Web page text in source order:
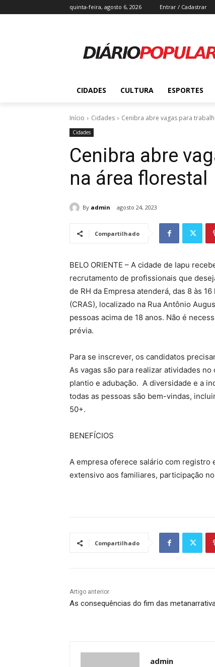
quinta-feira, agosto 6, 2026 Entrar / Cadastrar
CIDADES CULTURA ESPORTES
Início Cidades Cenibra abre vagas para
Cidades
Cenibra abre
na área florestal
By admin agosto 24, 2023
Compartilhado
BELO ORIENTE – A cidade de Iapu
recrutamento de profissionais que
de RH da Empresa atenderá, das 8 às
(CRAS), localizado na Rua Antônio
pessoas acima de 18 anos. Não é
prévia.
Para se inscrever, os candidatos
As vagas são para realizar atividades
plantio e adubação. A diversidade e a
todas as pessoas são bem-vindas,
50+.
BENEFÍCIOS
A empresa oferece salário com registro
extensivo aos familiares, participação
Compartilhado
Artigo anterior
As consequências do fim das
admin